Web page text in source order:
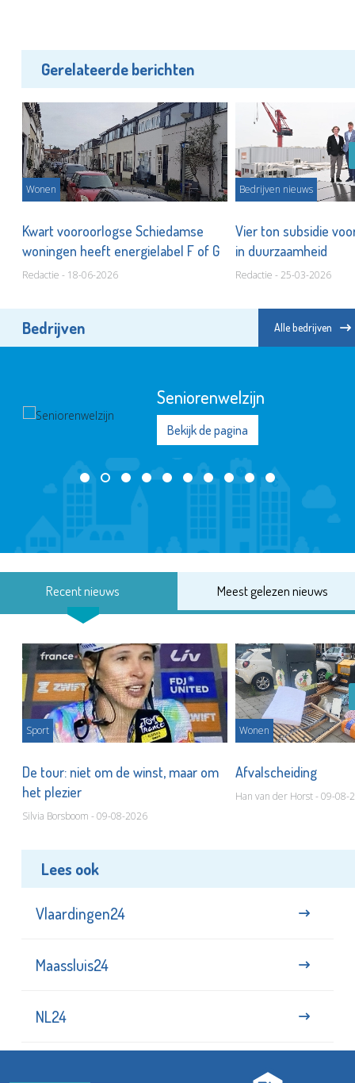
Gerelateerde berichten
Wonen
Kwart vooroorlogse Schiedamse
woningen heeft energielabel F of G
Redactie - 18-06-2026
Bedrijven nieuws
Vier ton subsidie
in duurzaamheid
Redactie - 25-03-2026
Bedrijven Alle bedrijven
Seniorenwelzijn
Bekijk de pagina
Recent nieuws Meest gelezen nieuws
Sport
De tour: niet om de winst, maar om
het plezier
Silvia Borsboom - 09-08-2026
Wonen
Afvalscheiding
Han van der Horst - 09-08-
Lees ook
Vlaardingen24
Maassluis24
NL24